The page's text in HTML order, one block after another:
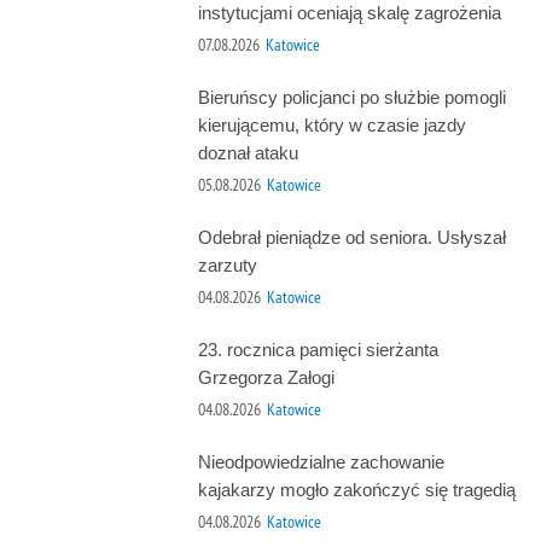
instytucjami oceniają skalę zagrożenia
07.08.2026 Katowice
Bieruńscy policjanci po służbie pomogli
kierującemu, który w czasie jazdy
doznał ataku
05.08.2026 Katowice
Odebrał pieniądze od seniora. Usłyszał
zarzuty
04.08.2026 Katowice
23. rocznica pamięci sierżanta
Grzegorza Załogi
04.08.2026 Katowice
Nieodpowiedzialne zachowanie
kajakarzy mogło zakończyć się tragedią
04.08.2026 Katowice